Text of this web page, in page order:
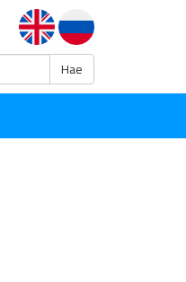
Haku
Hae